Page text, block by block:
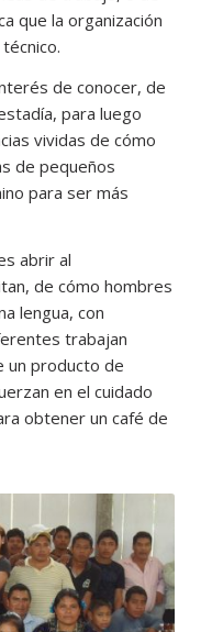
que la organización
de conocer, de
para luego
vividas de cómo
de pequeños
para ser más
abrir al
de cómo hombres
lengua, con
trabajan
un producto de
en el cuidado
obtener un café de